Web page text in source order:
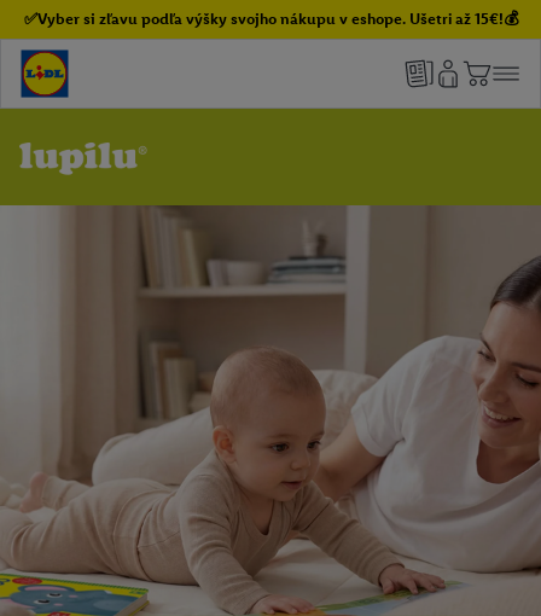
✅Vyber si zľavu podľa výšky svojho nákupu v eshope. Ušetri až 15€!💰